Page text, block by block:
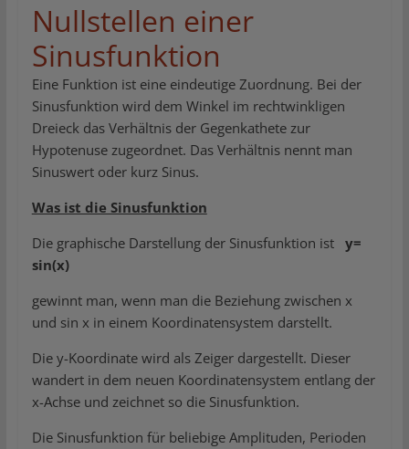
Nullstellen einer
Sinusfunktion
Eine Funktion ist eine eindeutige Zuordnung. Bei der
Sinusfunktion wird dem Winkel im rechtwinkligen
Dreieck das Verhältnis der Gegenkathete zur
Hypotenuse zugeordnet. Das Verhältnis nennt man
Sinuswert oder kurz Sinus.
Was ist die Sinusfunktion
Die graphische Darstellung der Sinusfunktion ist y=
sin(x)
gewinnt man, wenn man die Beziehung zwischen x
und sin x in einem Koordinatensystem darstellt.
Die y-Koordinate wird als Zeiger dargestellt. Dieser
wandert in dem neuen Koordinatensystem entlang der
x-Achse und zeichnet so die Sinusfunktion.
Die Sinusfunktion für beliebige Amplituden, Perioden